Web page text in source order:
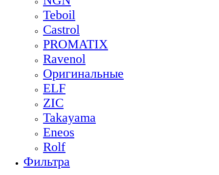
Teboil
Castrol
PROMATIX
Ravenol
Оригинальные
ELF
ZIC
Takayama
Eneos
Rolf
Фильтра